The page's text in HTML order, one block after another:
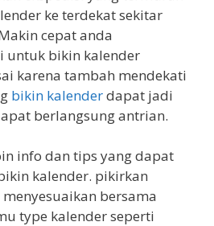
ke terdekat sekitar
cepat anda
untuk bikin kalender
karena tambah mendekati
bikin kalenderdapat jadi
berlangsung antrian.
info dan tips yang dapat
kalender. pikirkan
bersama
type kalender seperti